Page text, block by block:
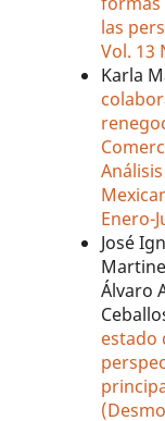
las
Vol. 13
Karla
Enero-
José
Álvaro
estado